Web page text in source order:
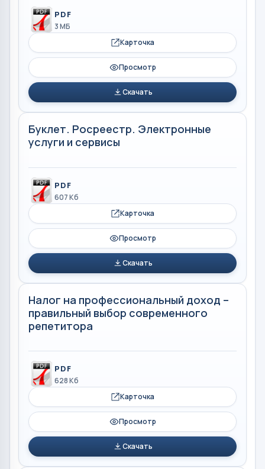
PDF
3 МБ
Карточка
Просмотр
Скачать
Буклет. Росреестр. Электронные
услуги и сервисы
PDF
607 Кб
Карточка
Просмотр
Скачать
Налог на профессиональный доход –
правильный выбор современного
репетитора
PDF
628 Кб
Карточка
Просмотр
Скачать